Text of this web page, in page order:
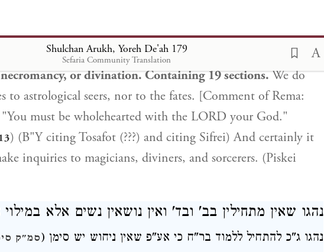
Shulchan Arukh, Yoreh De'ah 179
Sefaria Community Translation
ובמכשפים (פסקי מהרא"י סי' צ"ו):
or divination. Containing 19 sections.We do
to astrological seers, nor to the fates. [Comment of Rema:
"You must be wholehearted with the LORD your God."
) (B"Y citing Tosafot (???) and citing Sifrei) And certainly it
inquiries to magicians, diviners, and sorcerers. (Piskei
נהגו שאין מתחילין בב' ובד' ואין נושאין נשים אלא
נהגו ג"כ להתחיל ללמוד בר"ח כי אע"פ שאין ניחוש יש סימן (סמ"ק